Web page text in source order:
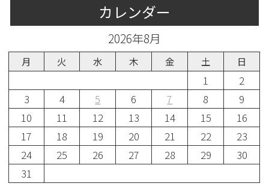
カレンダー
2026年8月
月 火 水 木 金 土 日
1
2
3
4 5 6 7 8
9
10
11 12 13 14 15
16
17
18 19 20 21 22
23
24
25 26 27 28 29
30
31